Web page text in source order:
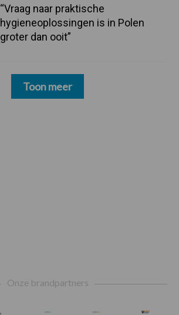
“Vraag naar praktische
hygieneoplossingen is in Polen
groter dan ooit”
Toon meer
Onze brandpartners